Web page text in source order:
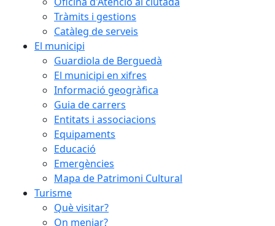
Tràmits i gestions
Catàleg de serveis
El municipi
Guardiola de Berguedà
El municipi en xifres
Informació geogràfica
Guia de carrers
Entitats i associacions
Equipaments
Educació
Emergències
Mapa de Patrimoni Cultural
Turisme
Què visitar?
On menjar?